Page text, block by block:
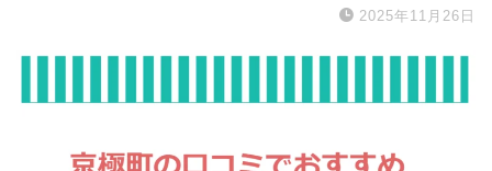
2025年11月26日